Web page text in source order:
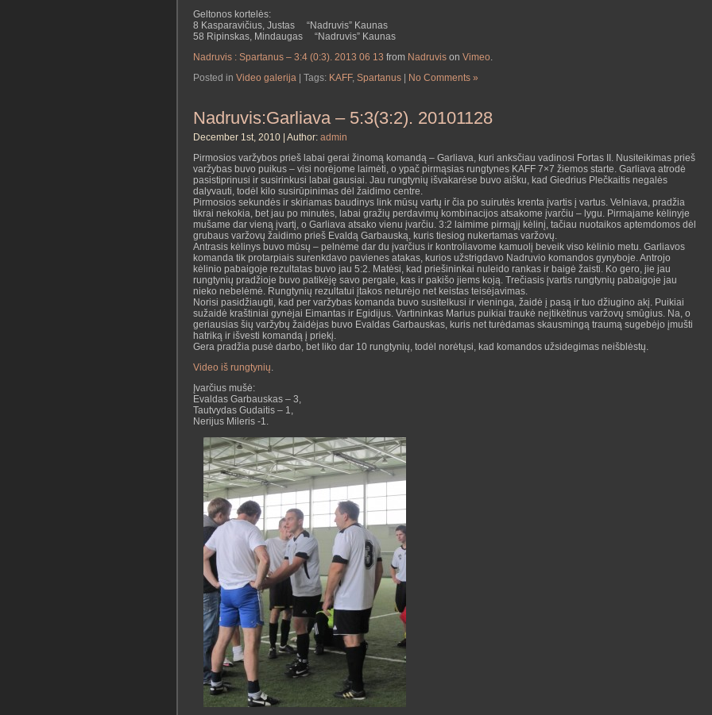
Geltonos kortelės:
8 Kasparavičius, Justas “Nadruvis” Kaunas
58 Ripinskas, Mindaugas “Nadruvis” Kaunas
Nadruvis : Spartanus – 3:4 (0:3). 2013 06 13 from Nadruvis on Vimeo.
Posted in Video galerija | Tags: KAFF, Spartanus | No Comments »
Nadruvis:Garliava – 5:3(3:2). 20101128
December 1st, 2010 | Author: admin
Pirmosios varžybos prieš labai gerai žinomą komandą – Garliava, kuri anksčiau vadinosi Fortas II. Nusiteikimas prieš
varžybas buvo puikus – visi norėjome laimėti, o ypač pirmąsias rungtynes KAFF 7×7 žiemos starte. Garliava atrodė
pasistiprinusi ir susirinkusi labai gausiai. Jau rungtynių išvakarėse buvo aišku, kad Giedrius Plečkaitis negalės
dalyvauti, todėl kilo susirūpinimas dėl žaidimo centre.
Pirmosios sekundės ir skiriamas baudinys link mūsų vartų ir čia po suirutės krenta įvartis į vartus. Velniava, pradžia
tikrai nekokia, bet jau po minutės, labai gražių perdavimų kombinacijos atsakome įvarčiu – lygu. Pirmajame kėlinyje
mušame dar vieną įvartį, o Garliava atsako vienu įvarčiu. 3:2 laimime pirmąjį kėlinį, tačiau nuotaikos aptemdomos dėl
grubaus varžovų žaidimo prieš Evaldą Garbauską, kuris tiesiog nukertamas varžovų.
Antrasis kėlinys buvo mūsų – pelnėme dar du įvarčius ir kontroliavome kamuolį beveik viso kėlinio metu. Garliavos
komanda tik protarpiais surenkdavo pavienes atakas, kurios užstrigdavo Nadruvio komandos gynyboje. Antrojo
kėlinio pabaigoje rezultatas buvo jau 5:2. Matėsi, kad priešininkai nuleido rankas ir baigė žaisti. Ko gero, jie jau
rungtynių pradžioje buvo patikėję savo pergale, kas ir pakišo jiems koją. Trečiasis įvartis rungtynių pabaigoje jau
nieko nebelėmė. Rungtynių rezultatui įtakos neturėjo net keistas teisėjavimas.
Norisi pasidžiaugti, kad per varžybas komanda buvo susitelkusi ir vieninga, žaidė į pasą ir tuo džiugino akį. Puikiai
sužaidė kraštiniai gynėjai Eimantas ir Egidijus. Vartininkas Marius puikiai traukė neįtikėtinus varžovų smūgius. Na, o
geriausias šių varžybų žaidėjas buvo Evaldas Garbauskas, kuris net turėdamas skausmingą traumą sugebėjo įmušti
hatriką ir išvesti komandą į priekį.
Gera pradžia pusė darbo, bet liko dar 10 rungtynių, todėl norėtųsi, kad komandos užsidegimas neišblėstų.
Video iš rungtynių.
Įvarčius mušė:
Evaldas Garbauskas – 3,
Tautvydas Gudaitis – 1,
Nerijus Mileris -1.